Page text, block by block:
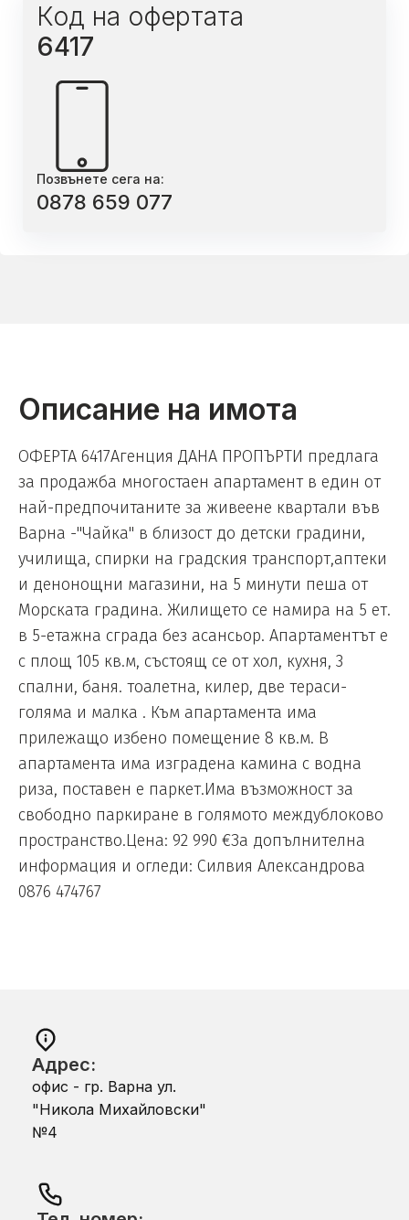
Код на офертата
6417
Позвънете сега на:
0878 659 077
Описание на имота
ОФЕРТА 6417Агенция ДАНА ПРОПЪРТИ предлага
за продажба многостаен апартамент в един от
най-предпочитаните за живеене квартали във
Варна -"Чайка" в близост до детски градини,
училища, спирки на градския транспорт,аптеки
и денонощни магазини, на 5 минути пеша от
Морската градина. Жилището се намира на 5 ет.
в 5-етажна сграда без асансьор. Апартаментът е
с площ 105 кв.м, състоящ се от хол, кухня, 3
спални, баня. тоалетна, килер, две тераси-
голяма и малка . Към апартамента има
прилежащо избено помещение 8 кв.м. В
апартамента има изградена камина с водна
риза, поставен е паркет.Има възможност за
свободно паркиране в голямото междублоково
пространство.Цена: 92 990 €За допълнителна
информация и огледи: Силвия Александрова
0876 474767
Адрес:
офис - гр. Варна ул.
"Никола Михайловски"
№4